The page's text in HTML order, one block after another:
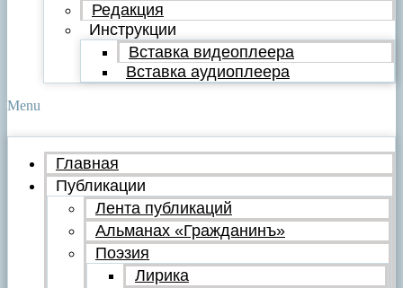
Редакция
Инструкции
Вставка видеоплеера
Вставка аудиоплеера
Menu
Главная
Публикации
Лента публикаций
Альманах «Гражданинъ»
Поэзия
Лирика